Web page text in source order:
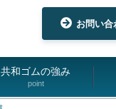
お問い合
共和ゴムの強み
point